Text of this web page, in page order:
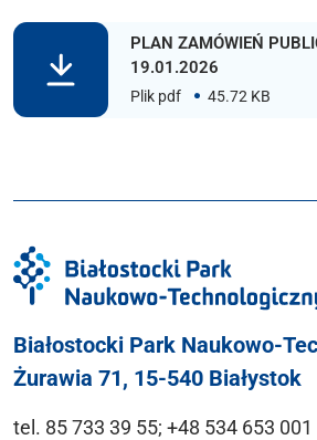
PLAN ZAMÓWIEŃ
19.01.2026
Plik pdf 45.72 KB
Białostocki Park Naukowo-
Żurawia 71, 15-540 Białystok
tel. 85 733 39 55; +48 534 653 001